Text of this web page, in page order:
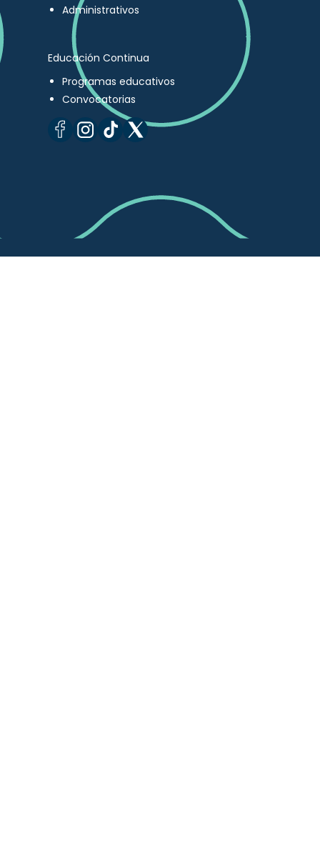
Administrativos
Educación Continua
Programas educativos
Convocatorias